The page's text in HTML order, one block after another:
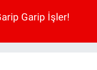
Garip İşler!